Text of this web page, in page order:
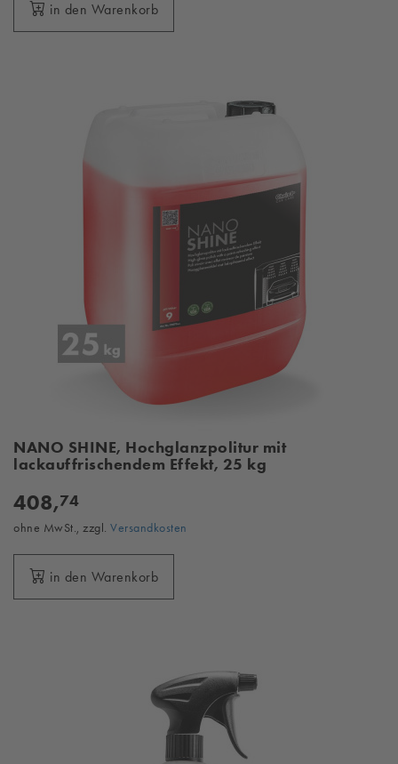
in den Warenkorb
NANO SHINE, Hochglanzpolitur mit
lackauffrischendem Effekt, 25 kg
408,74
ohne MwSt., zzgl. Versandkosten
in den Warenkorb